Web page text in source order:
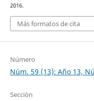
2016.
Más formatos de cita
Número
Núm. 59 (13): Año 13,
Sección